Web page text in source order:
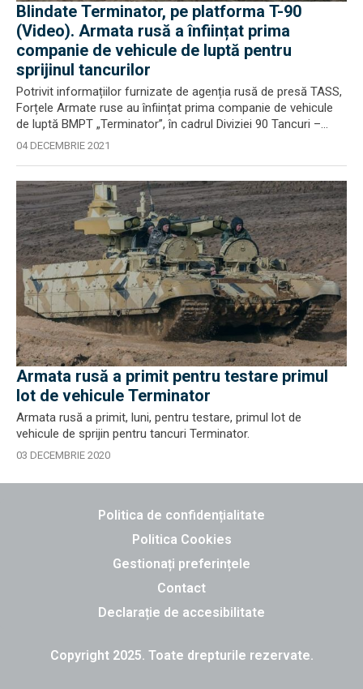
Blindate Terminator, pe platforma T-90
(Video). Armata rusă a înființat prima
companie de vehicule de luptă pentru
sprijinul tancurilor
Potrivit informațiilor furnizate de agenția rusă de presă TASS,
Forțele Armate ruse au înființat prima companie de vehicule
de luptă BMPT „Terminator”, în cadrul Diviziei 90 Tancuri –...
04 DECEMBRIE 2021
Armata rusă a primit pentru testare primul
lot de vehicule Terminator
Armata rusă a primit, luni, pentru testare, primul lot de
vehicule de sprijin pentru tancuri Terminator.
03 DECEMBRIE 2020
Politica de confidențialitate
Politica Cookies
Gestionați preferințele
Contact
Declarație de accesibilitate
Copyright 2025. Toate drepturile rezervate.